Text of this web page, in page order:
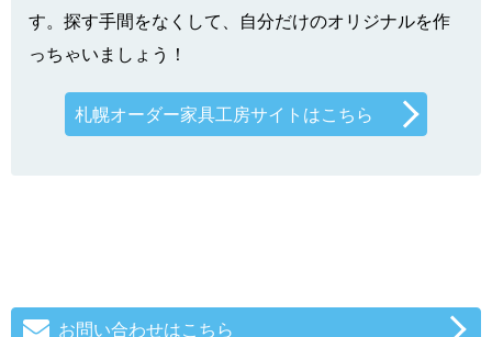
す。探す手間をなくして、自分だけのオリジナルを作
っちゃいましょう！
札幌オーダー家具工房サイトはこちら
お問い合わせはこちら